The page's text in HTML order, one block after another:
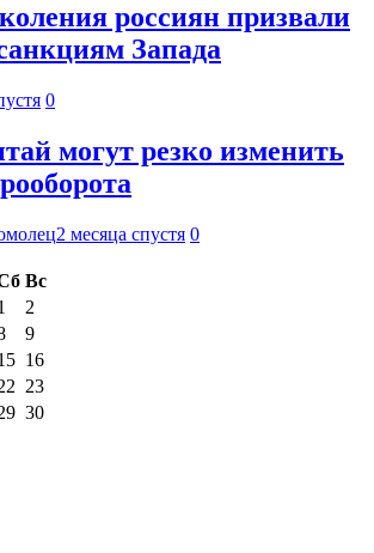
россиян призвали
Запада
0
могут резко изменить
2 месяца спустя 0
Вс
2
9
16
23
30